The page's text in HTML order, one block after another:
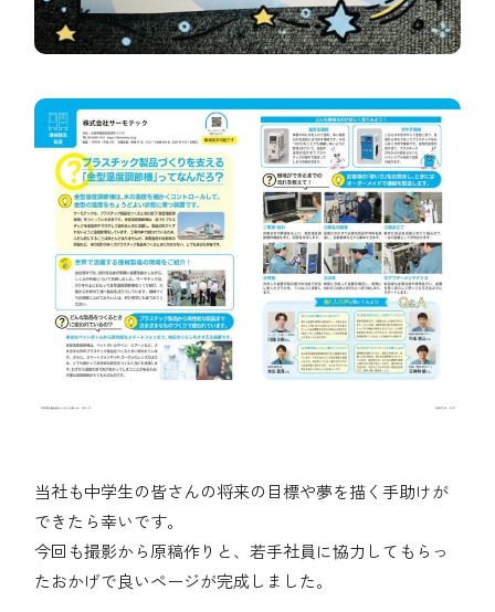
当社も中学生の皆さんの将来の目標や夢を描く手助けが
できたら幸いです。
今回も撮影から原稿作りと、若手社員に協力してもらっ
たおかげで良いページが完成しました。